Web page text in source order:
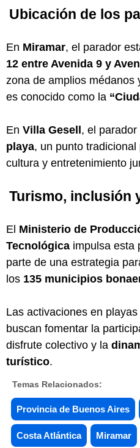
Ubicación de los
En Miramar, el parador
12 entre Avenida 9 y
zona de amplios médanos
es conocido como la
En Villa Gesell, el
playa, un punto
cultura y entretenimiento
Turismo, inclusión
El Ministerio de
Tecnológica impulsa esta
parte de una estrategia
los 135 municipios
Las activaciones en
buscan fomentar la
disfrute colectivo y la
turístico.
Temas Relacionados:
Provincia de Buenos Aires
Costa Atlántica Miramar